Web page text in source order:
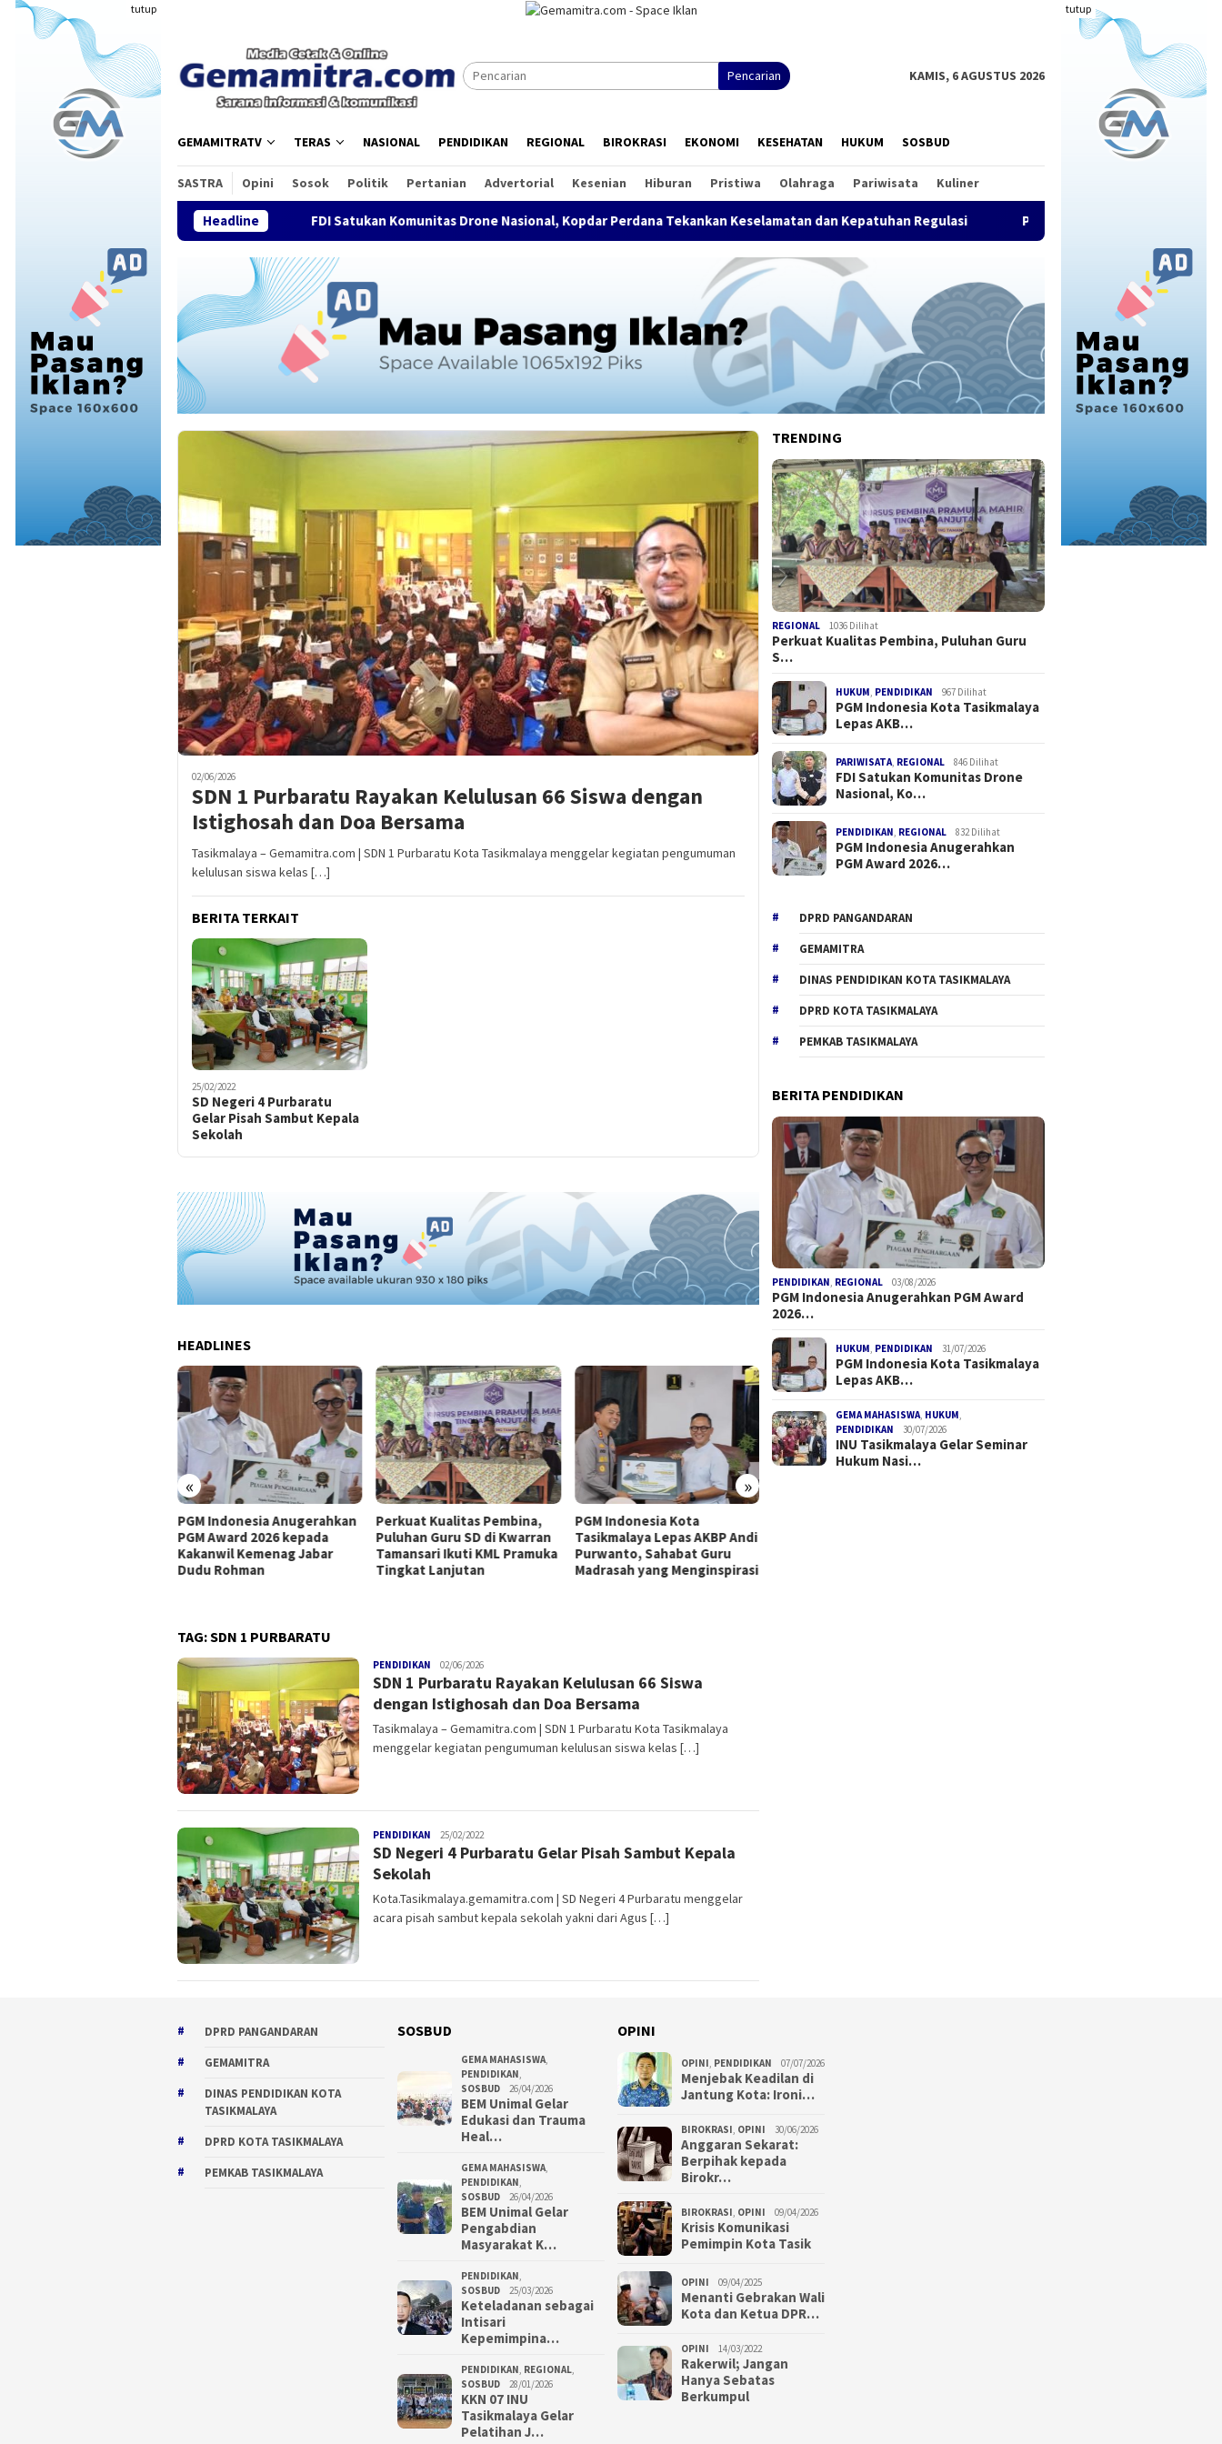
Loncat
tutup tutup
Pencarian KAMIS, 6 AGUSTUS 2026
GEMAMITRATV TERAS NASIONAL PENDIDIKAN REGIONAL BIROKRASI EKONOMI KESEHATAN HUKUM SOSBUD
SASTRA Opini Sosok Politik Pertanian Advertorial Kesenian Hiburan Pristiwa Olahraga Pariwisata Kuliner
Headline
FDI Satukan Komunitas Drone Nasional, Kopdar Perdana Tekankan Keselamatan dan Kepatuhan Regulasi PGM Indonesia Anugerahkan PGM Award
02/06/2026
SDN 1 Purbaratu Rayakan Kelulusan 66 Siswa dengan
Istighosah dan Doa Bersama
Tasikmalaya – Gemamitra.com | SDN 1 Purbaratu Kota Tasikmalaya menggelar kegiatan pengumuman
kelulusan siswa kelas […]
BERITA TERKAIT
25/02/2022
SD Negeri 4 Purbaratu
Gelar Pisah Sambut Kepala
Sekolah
HEADLINES
« »
PGM Indonesia Anugerahkan
PGM Award 2026 kepada
Kakanwil Kemenag Jabar
Dudu Rohman
Perkuat Kualitas Pembina,
Puluhan Guru SD di Kwarran
Tamansari Ikuti KML Pramuka
Tingkat Lanjutan
PGM Indonesia Kota
Tasikmalaya Lepas AKBP Andi
Purwanto, Sahabat Guru
Madrasah yang Menginspirasi
TAG:SDN 1 PURBARATU
PENDIDIKAN gemamitra
02/06/2026
SDN 1 Purbaratu Rayakan Kelulusan 66 Siswa
dengan Istighosah dan Doa Bersama
Tasikmalaya – Gemamitra.com | SDN 1 Purbaratu Kota Tasikmalaya
menggelar kegiatan pengumuman kelulusan siswa kelas […]
PENDIDIKAN gemamitra
25/02/2022
SD Negeri 4 Purbaratu Gelar Pisah Sambut Kepala
Sekolah
Kota.Tasikmalaya.gemamitra.com | SD Negeri 4 Purbaratu menggelar
acara pisah sambut kepala sekolah yakni dari Agus […]
TRENDING
REGIONAL 1036 Dilihat
Perkuat Kualitas Pembina, Puluhan Guru
S…
HUKUM PENDIDIKAN 967 Dilihat
PGM Indonesia Kota Tasikmalaya
Lepas AKB…
PARIWISATA REGIONAL 846 Dilihat
FDI Satukan Komunitas Drone
Nasional, Ko…
PENDIDIKAN REGIONAL 832 Dilihat
PGM Indonesia Anugerahkan
PGM Award 2026…
DPRD PANGANDARAN
GEMAMITRA
DINAS PENDIDIKAN KOTA TASIKMALAYA
DPRD KOTA TASIKMALAYA
PEMKAB TASIKMALAYA
BERITA PENDIDIKAN
PENDIDIKAN, REGIONAL 03/08/2026
PGM Indonesia Anugerahkan PGM Award
2026…
HUKUM, PENDIDIKAN 31/07/2026
PGM Indonesia Kota Tasikmalaya
Lepas AKB…
GEMA MAHASISWA, HUKUM,
PENDIDIKAN
30/07/2026
INU Tasikmalaya Gelar Seminar
Hukum Nasi…
DPRD PANGANDARAN
GEMAMITRA
DINAS PENDIDIKAN KOTA
TASIKMALAYA
DPRD KOTA TASIKMALAYA
PEMKAB TASIKMALAYA
SOSBUD
GEMA MAHASISWA,
PENDIDIKAN,
SOSBUD
26/04/2026
BEM Unimal Gelar
Edukasi dan Trauma
Heal…
GEMA MAHASISWA,
PENDIDIKAN,
SOSBUD
26/04/2026
BEM Unimal Gelar
Pengabdian
Masyarakat K…
PENDIDIKAN,
SOSBUD
25/03/2026
Keteladanan sebagai
Intisari
Kepemimpina…
PENDIDIKAN, REGIONAL,
SOSBUD
28/01/2026
KKN 07 INU
Tasikmalaya Gelar
Pelatihan J…
OPINI
OPINI, PENDIDIKAN 07/07/2026
Menjebak Keadilan di
Jantung Kota: Ironi…
BIROKRASI, OPINI 30/06/2026
Anggaran Sekarat:
Berpihak kepada
Birokr…
BIROKRASI, OPINI 09/04/2026
Krisis Komunikasi
Pemimpin Kota Tasik
OPINI 09/04/2025
Menanti Gebrakan Wali
Kota dan Ketua DPR…
OPINI 14/03/2022
Rakerwil; Jangan
Hanya Sebatas
Berkumpul